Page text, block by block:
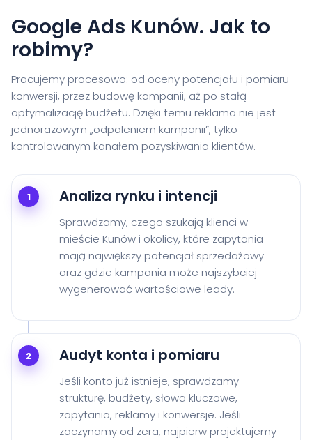
Google Ads Kunów. Jak to
robimy?
Pracujemy procesowo: od oceny potencjału i pomiaru
konwersji, przez budowę kampanii, aż po stałą
optymalizację budżetu. Dzięki temu reklama nie jest
jednorazowym „odpaleniem kampanii”, tylko
kontrolowanym kanałem pozyskiwania klientów.
1 Analiza rynku i intencji
Sprawdzamy, czego szukają klienci w
mieście Kunów i okolicy, które zapytania
mają największy potencjał sprzedażowy
oraz gdzie kampania może najszybciej
wygenerować wartościowe leady.
2 Audyt konta i pomiaru
Jeśli konto już istnieje, sprawdzamy
strukturę, budżety, słowa kluczowe,
zapytania, reklamy i konwersje. Jeśli
zaczynamy od zera, najpierw projektujemy